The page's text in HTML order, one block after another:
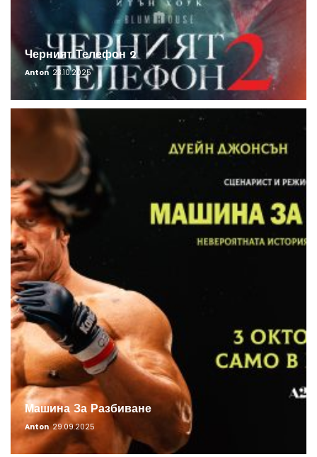
Черният Телефон 2
Anton 23.10.2025
Машина За Разбиване
Anton 29.09.2025